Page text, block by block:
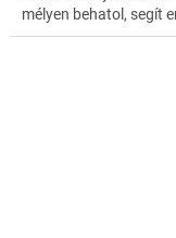
mélyen behatol, segít